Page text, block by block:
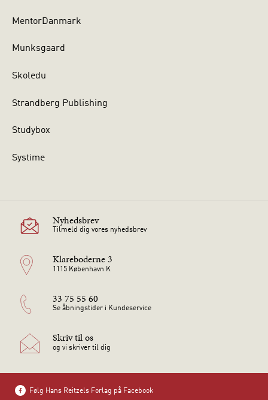
MentorDanmark
Munksgaard
Skoledu
Strandberg Publishing
Studybox
Systime
Nyhedsbrev
Tilmeld dig vores nyhedsbrev
Klareboderne 3
1115 København K
33 75 55 60
Se åbningstider i Kundeservice
Skriv til os
og vi skriver til dig
Følg Hans Reitzels Forlag på Facebook